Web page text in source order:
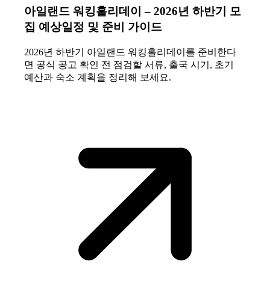
아일랜드 워킹홀리데이 – 2026년 하반기 모
집 예상일정 및 준비 가이드
2026년 하반기 아일랜드 워킹홀리데이를 준비한다
면 공식 공고 확인 전 점검할 서류, 출국 시기, 초기
예산과 숙소 계획을 정리해 보세요.